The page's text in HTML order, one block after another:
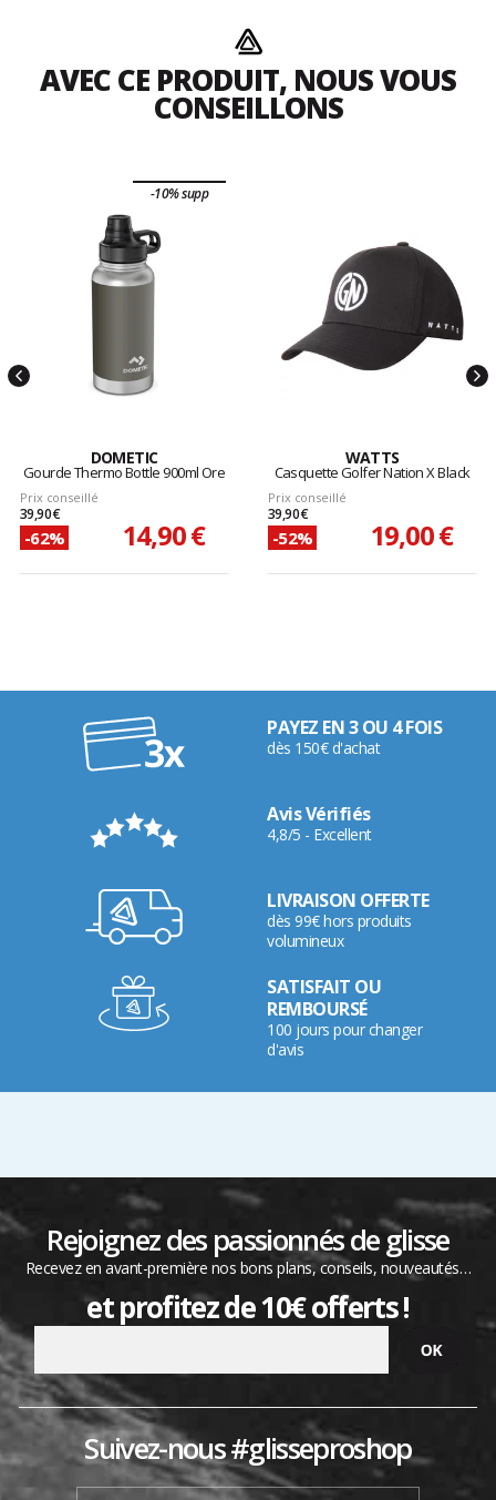
AVEC CE PRODUIT, NOUS VOUS
CONSEILLONS
-10% supp
DOMETIC
Gourde Thermo Bottle 900ml Ore
Prix conseillé
39,90 €
-62% 14,90 €
WATTS
Casquette Golfer Nation X Black
Prix conseillé
39,90 €
-52% 19,00 €
PAYEZ EN 3 OU 4 FOIS
dès 150€ d'achat
Avis Vérifiés
4,8/5 - Excellent
LIVRAISON OFFERTE
dès 99€ hors produits
volumineux
SATISFAIT OU
REMBOURSÉ
100 jours pour changer
d'avis
Rejoignez des passionnés de glisse
Recevez en avant-première nos bons plans, conseils, nouveautés…
et profitez de 10€ offerts !
Suivez-nous #glisseproshop